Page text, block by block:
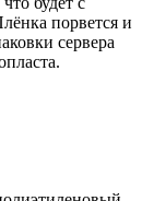
порвется и
сервера